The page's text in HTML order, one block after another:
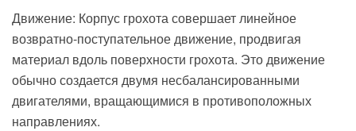
Движение: Корпус грохота совершает линейное
возвратно-поступательное движение, продвигая
материал вдоль поверхности грохота. Это движение
обычно создается двумя несбалансированными
двигателями, вращающимися в противоположных
направлениях.